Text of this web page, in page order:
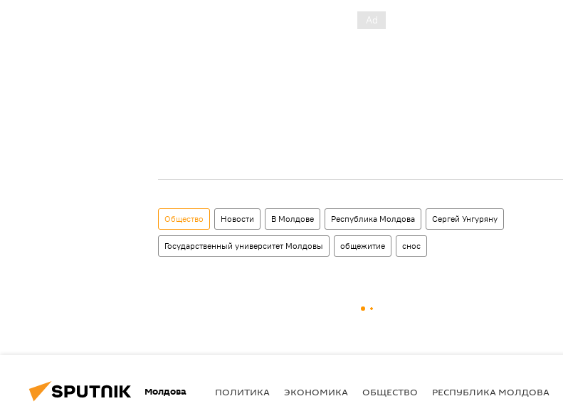
Общество Новости В Молдове Республика Молдова Сергей Унгуряну
Государственный университет Молдовы общежитие снос
Молдова ПОЛИТИКА ЭКОНОМИКА ОБЩЕСТВО РЕСПУБЛИКА МОЛДОВА